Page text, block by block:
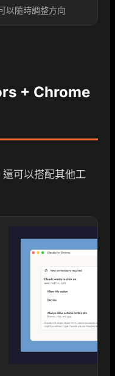
以隨時調整方向
+ Chrome
可以搭配其他工